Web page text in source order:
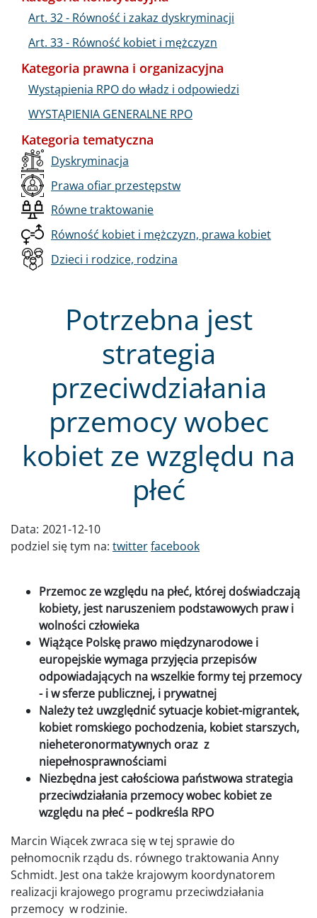
Potrzebna jest
strategia
przeciwdziałania
przemocy wobec
kobiet ze względu na
płeć
Data: 2021-12-10
podziel się tym na: twitterfacebook
Przemoc ze względu na płeć, której doświadczają
kobiety, jest naruszeniem podstawowych praw i
wolności człowieka
Wiążące Polskę prawo międzynarodowe i
europejskie wymaga przyjęcia przepisów
odpowiadających na wszelkie formy tej przemocy
- i w sferze publicznej, i prywatnej
Należy też uwzględnić sytuacje kobiet-migrantek,
kobiet romskiego pochodzenia, kobiet starszych,
nieheteronormatywnych oraz z
niepełnosprawnościami
Niezbędna jest całościowa państwowa strategia
przeciwdziałania przemocy wobec kobiet ze
względu na płeć – podkreśla RPO
Marcin Wiącek zwraca się w tej sprawie do
pełnomocnik rządu ds. równego traktowania Anny
Schmidt. Jest ona także krajowym koordynatorem
realizacji krajowego programu przeciwdziałania
przemocy w rodzinie.
Art. 32 - Równość i zakaz dyskryminacji
Art. 33 - Równość kobiet i mężczyzn
Kategoria prawna i organizacyjna
Wystąpienia RPO do władz i odpowiedzi
WYSTĄPIENIA GENERALNE RPO
Kategoria tematyczna
Dyskryminacja
Prawa ofiar przestępstw
Równe traktowanie
Równość kobiet i mężczyzn, prawa kobiet
Dzieci i rodzice, rodzina